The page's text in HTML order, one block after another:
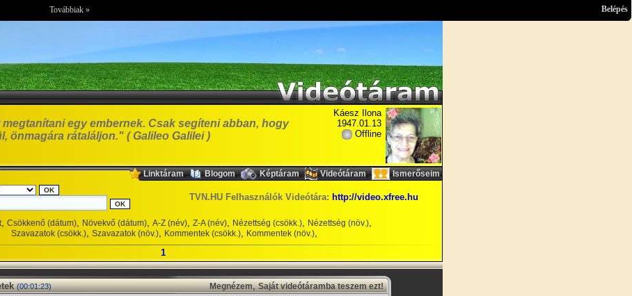
Továbbiak » Belépés
egy embernek. Csak segíteni abban, hogy
önmagára rátaláljon." ( Galileo Galilei )
Káesz Ilona
1947.01.13
Offline
Linktáram, Blogom, Képtáram, Videótáram, Ismerőseim
TVN.HU Felhasználók Videótára: http://video.xfree.hu
, Csökkenő (dátum), Növekvő (dátum), A-Z (név), Z-A (név), Nézettség (csökk.), Nézettség (növ.),
Szavazatok (csökk.), Szavazatok (növ.), Kommentek (csökk.), Kommentek (növ.),
1
(00:01:23) Megnézem,Saját videótáramba teszem ezt!